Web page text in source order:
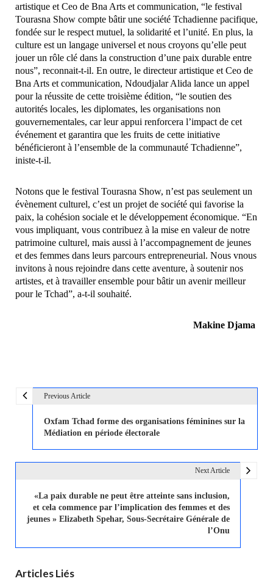
artistique et Ceo de Bna Arts et communication, “le festival
Tourasna Show compte bâtir une société Tchadienne pacifique,
fondée sur le respect mutuel, la solidarité et l’unité. En plus, la
culture est un langage universel et nous croyons qu’elle peut
jouer un rôle clé dans la construction d’une paix durable entre
nous”, reconnait-t-il. En outre, le directeur artistique et Ceo de
Bna Arts et communication, Ndoudjalar Alida lance un appel
pour la réussite de cette troisième édition, “le soutien des
autorités locales, les diplomates, les organisations non
gouvernementales, car leur appui renforcera l’impact de cet
événement et garantira que les fruits de cette initiative
bénéficieront à l’ensemble de la communauté Tchadienne”,
iniste-t-il.
Notons que le festival Tourasna Show, n’est pas seulement un
évènement culturel, c’est un projet de société qui favorise la
paix, la cohésion sociale et le développement économique. “En
vous impliquant, vous contribuez à la mise en valeur de notre
patrimoine culturel, mais aussi à l’accompagnement de jeunes
et des femmes dans leurs parcours entrepreneurial. Nous vnous
invitons à nous rejoindre dans cette aventure, à soutenir nos
artistes, et à travailler ensemble pour bâtir un avenir meilleur
pour le Tchad”, a-t-il souhaité.
Makine Djama
N
g
n
e
Previous Article
Oxfam Tchad forme des organisations féminines sur la
Médiation en période électorale
Next Article
«La paix durable ne peut être atteinte sans inclusion,
et cela commence par l’implication des femmes et des
jeunes » Elizabeth Spehar, Sous-Secrétaire Générale de
l’Onu
Articles Liés